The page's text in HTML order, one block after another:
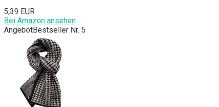
5,39 EUR
Bei Amazon ansehen
AngebotBestseller Nr. 5